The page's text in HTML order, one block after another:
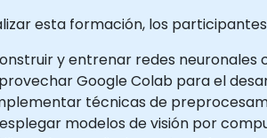
esta formación, los
y entrenar redes neuronales
Google Colab para el
técnicas de
modelos de visión por